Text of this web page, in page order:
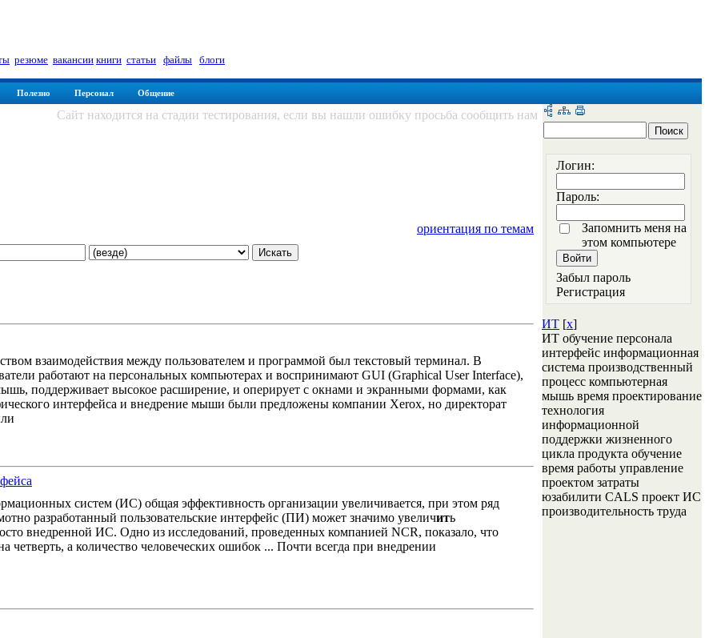
резюме вакансии книги статьи файлы блоги
Полезно Персонал Общение
Сайт находится на стадии тестирования, если вы нашли ошибку просьба сообщить нам
ориентация по темам
взаимодействия между пользователем и программой был текстовый терминал. В
работают на персональных компьютерах и воспринимают GUI (Graphical User Interface),
поддерживает высокое расширение, и оперирует с окнами и экранными формами, как
интерфейса и внедрение мыши были предложены компании Xerox, но директорат
систем (ИС) общая эффективность организации увеличивается, при этом ряд
разработанный пользовательские интерфейс (ПИ) может значимо увеличить
внедренной ИС. Одно из исследований, проведенных компанией NCR, показало, что
четверть, а количество человеческих ошибок ... Почти всегда при внедрении
Логин:
Пароль:
Запомнить меня на
этом компьютере
Забыл пароль
Регистрация
ИТ [x]
ИТ обучение персонала
интерфейс информационная
система производственный
процесс компьютерная
мышь время проектирование
технология
информационной
поддержки жизненного
цикла продукта обучение
время работы управление
проектом затраты
юзабилити CALS проект ИС
производительность труда